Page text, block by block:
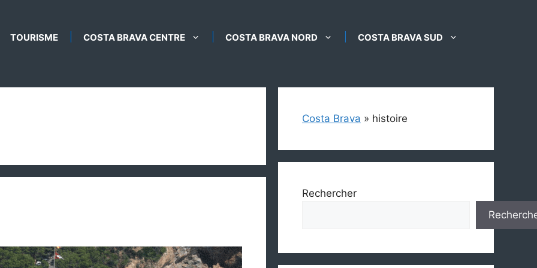
TOURISME COSTA BRAVA CENTRE COSTA BRAVA NORD COSTA BRAVA SUD
Costa Brava » histoire
Rechercher